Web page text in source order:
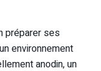
préparer ses
environnement
anodin, un